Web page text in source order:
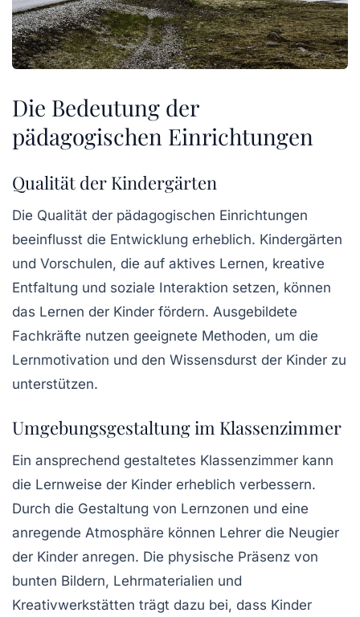
Die Bedeutung der
pädagogischen Einrichtungen
Qualität der Kindergärten
Die Qualität der pädagogischen Einrichtungen
beeinflusst die Entwicklung erheblich. Kindergärten
und Vorschulen, die auf aktives Lernen, kreative
Entfaltung und soziale Interaktion setzen, können
das Lernen der Kinder fördern. Ausgebildete
Fachkräfte nutzen geeignete Methoden, um die
Lernmotivation und den Wissensdurst der Kinder zu
unterstützen.
Umgebungsgestaltung im Klassenzimmer
Ein ansprechend gestaltetes Klassenzimmer kann
die Lernweise der Kinder erheblich verbessern.
Durch die Gestaltung von Lernzonen und eine
anregende Atmosphäre können Lehrer die Neugier
der Kinder anregen. Die physische Präsenz von
bunten Bildern, Lehrmaterialien und
Kreativwerkstätten trägt dazu bei, dass Kinder